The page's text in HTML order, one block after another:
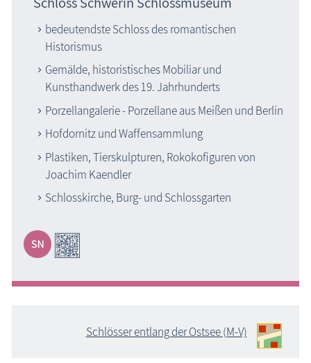
bedeutendste Schloss des romantischen
Historismus
Gemälde, historistisches Mobiliar und
Kunsthandwerk des 19. Jahrhunderts
Porzellangalerie - Porzellane aus Meißen und Berlin
Hofdornitz und Waffensammlung
Plastiken, Tierskulpturen, Rokokofiguren von
Joachim Kaendler
Schlosskirche, Burg- und Schlossgarten
Schlösser entlang der Ostsee (M-V)